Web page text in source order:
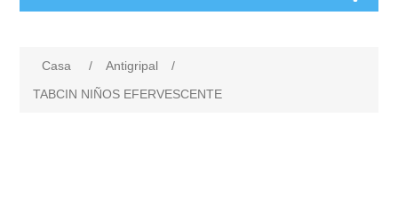
Casa / Antigripal
/
TABCIN NIÑOS EFERVESCENTE